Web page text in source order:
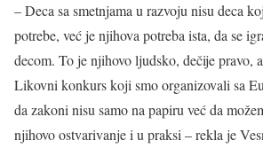
– Deca sa smetnjama u razvoju nisu deca
potrebe, već je njihova potreba ista, da se
decom. To je njihovo ljudsko, dečije pravo,
Likovni konkurs koji smo organizovali sa
da zakoni nisu samo na papiru već da
njihovo ostvarivanje i u praksi – rekla je